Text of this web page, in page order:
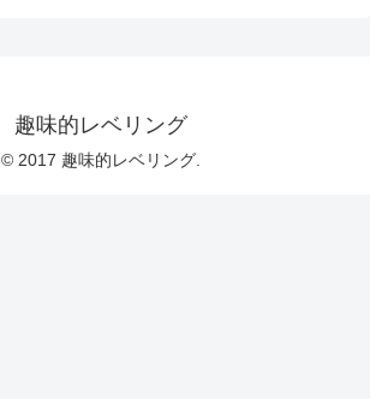
趣味的レベリング
© 2017 趣味的レベリング.